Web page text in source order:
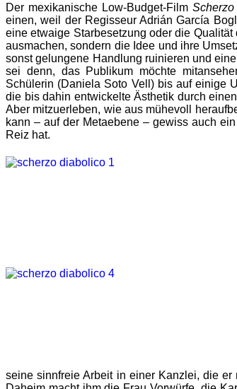
Der mexikanische Low-Budget-Film
einen, weil der Regisseur Adrián García
eine etwaige Starbesetzung oder die
ausmachen, sondern die Idee und ihre
sonst gelungene Handlung ruinieren und
sei denn, das Publikum möchte
Schülerin (Daniela Soto Vell) bis auf einige
die bis dahin entwickelte Ästhetik durch
Aber mitzuerleben, wie aus mühevoll
kann – auf der Metaebene – gewiss auch
Reiz hat.
seine sinnfreie Arbeit in einer Kanzlei, die